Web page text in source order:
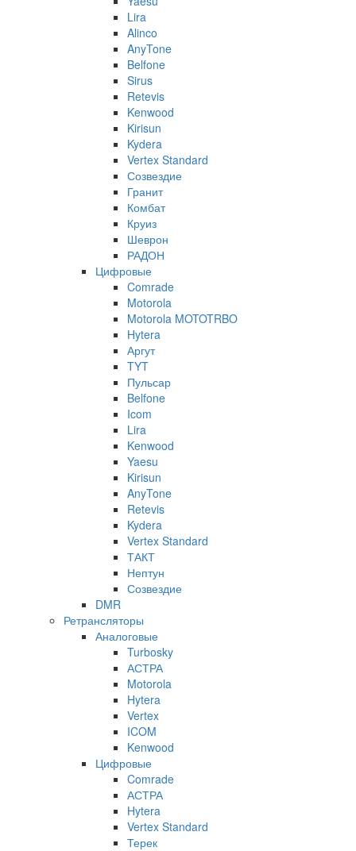
Lira
Alinco
AnyTone
Belfone
Sirus
Retevis
Kenwood
Kirisun
Kydera
Vertex Standard
Созвездие
Гранит
Комбат
Круиз
Шеврон
РАДОН
Цифровые
Comrade
Motorola
Motorola MOTOTRBO
Hytera
Аргут
TYT
Пульсар
Belfone
Icom
Lira
Kenwood
Yaesu
Kirisun
AnyTone
Retevis
Kydera
Vertex Standard
ТАКТ
Нептун
Созвездие
DMR
Ретрансляторы
Аналоговые
Turbosky
АСТРА
Motorola
Hytera
Vertex
ICOM
Kenwood
Цифровые
Comrade
АСТРА
Hytera
Vertex Standard
Терек